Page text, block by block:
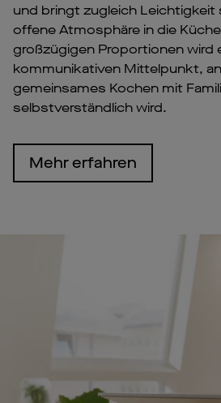
und bringt zugleich Leichtigkeit
offene Atmosphäre in die
großzügigen Proportionen wird
kommunikativen Mittelpunkt,
gemeinsames Kochen mit
selbstverständlich wird.
Mehr erfahren